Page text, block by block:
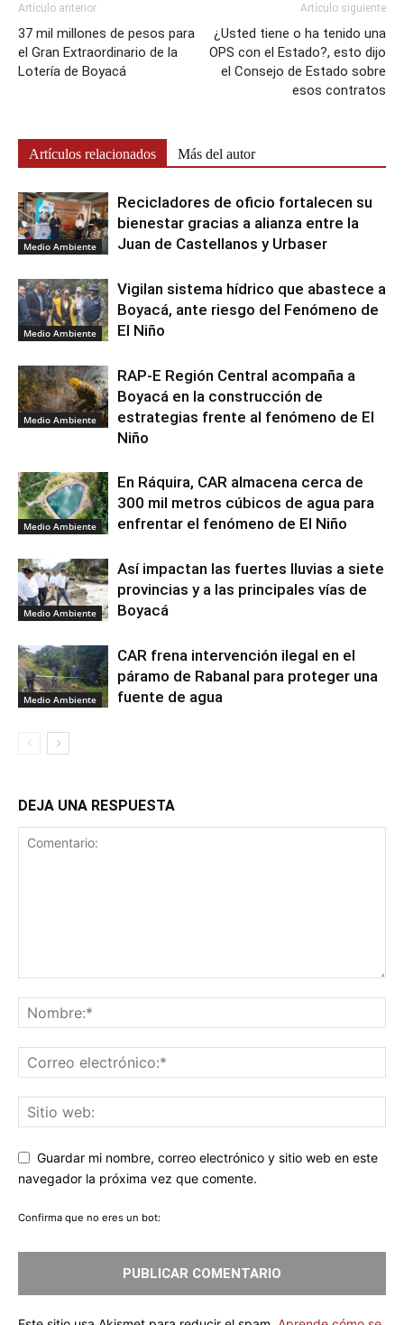
Artículo anterior
37 mil millones de pesos para
el Gran Extraordinario de la
Lotería de Boyacá
Artículo siguiente
¿Usted tiene o ha tenido una
OPS con el Estado?, esto dijo
el Consejo de Estado sobre
esos contratos
Artículos relacionados Más del autor
Medio Ambiente
Recicladores de oficio fortalecen su
bienestar gracias a alianza entre la
Juan de Castellanos y Urbaser
Medio Ambiente
Vigilan sistema hídrico que abastece a
Boyacá, ante riesgo del Fenómeno de
El Niño
Medio Ambiente
RAP-E Región Central acompaña a
Boyacá en la construcción de
estrategias frente al fenómeno de El
Niño
Medio Ambiente
En Ráquira, CAR almacena cerca de
300 mil metros cúbicos de agua para
enfrentar el fenómeno de El Niño
Medio Ambiente
Así impactan las fuertes lluvias a siete
provincias y a las principales vías de
Boyacá
Medio Ambiente
CAR frena intervención ilegal en el
páramo de Rabanal para proteger una
fuente de agua
DEJA UNA RESPUESTA
Guardar mi nombre, correo electrónico y sitio web en este
navegador la próxima vez que comente.
Confirma que no eres un bot: